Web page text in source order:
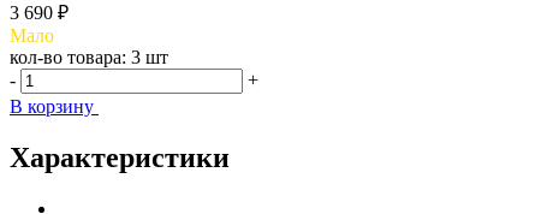
3 690 ₽
Мало
кол-во товара: 3 шт
-
+
В корзину
Характеристики